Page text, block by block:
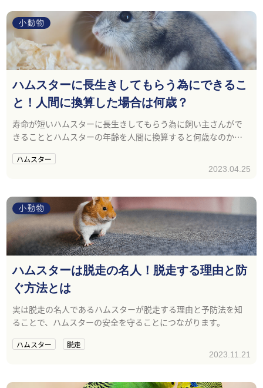
小動物
ハムスターに長生きしてもらう為にできるこ
と！人間に換算した場合は何歳？
寿命が短いハムスターに長生きしてもらう為に飼い主さんがで
きることとハムスターの年齢を人間に換算すると何歳なのかを
ハムスター
2023.04.25
小動物
ハムスターは脱走の名人！脱走する理由と防
ぐ方法とは
実は脱走の名人であるハムスターが脱走する理由と予防法を知
ることで、ハムスターの安全を守ることにつながります。
ハムスター 脱走
2023.11.21